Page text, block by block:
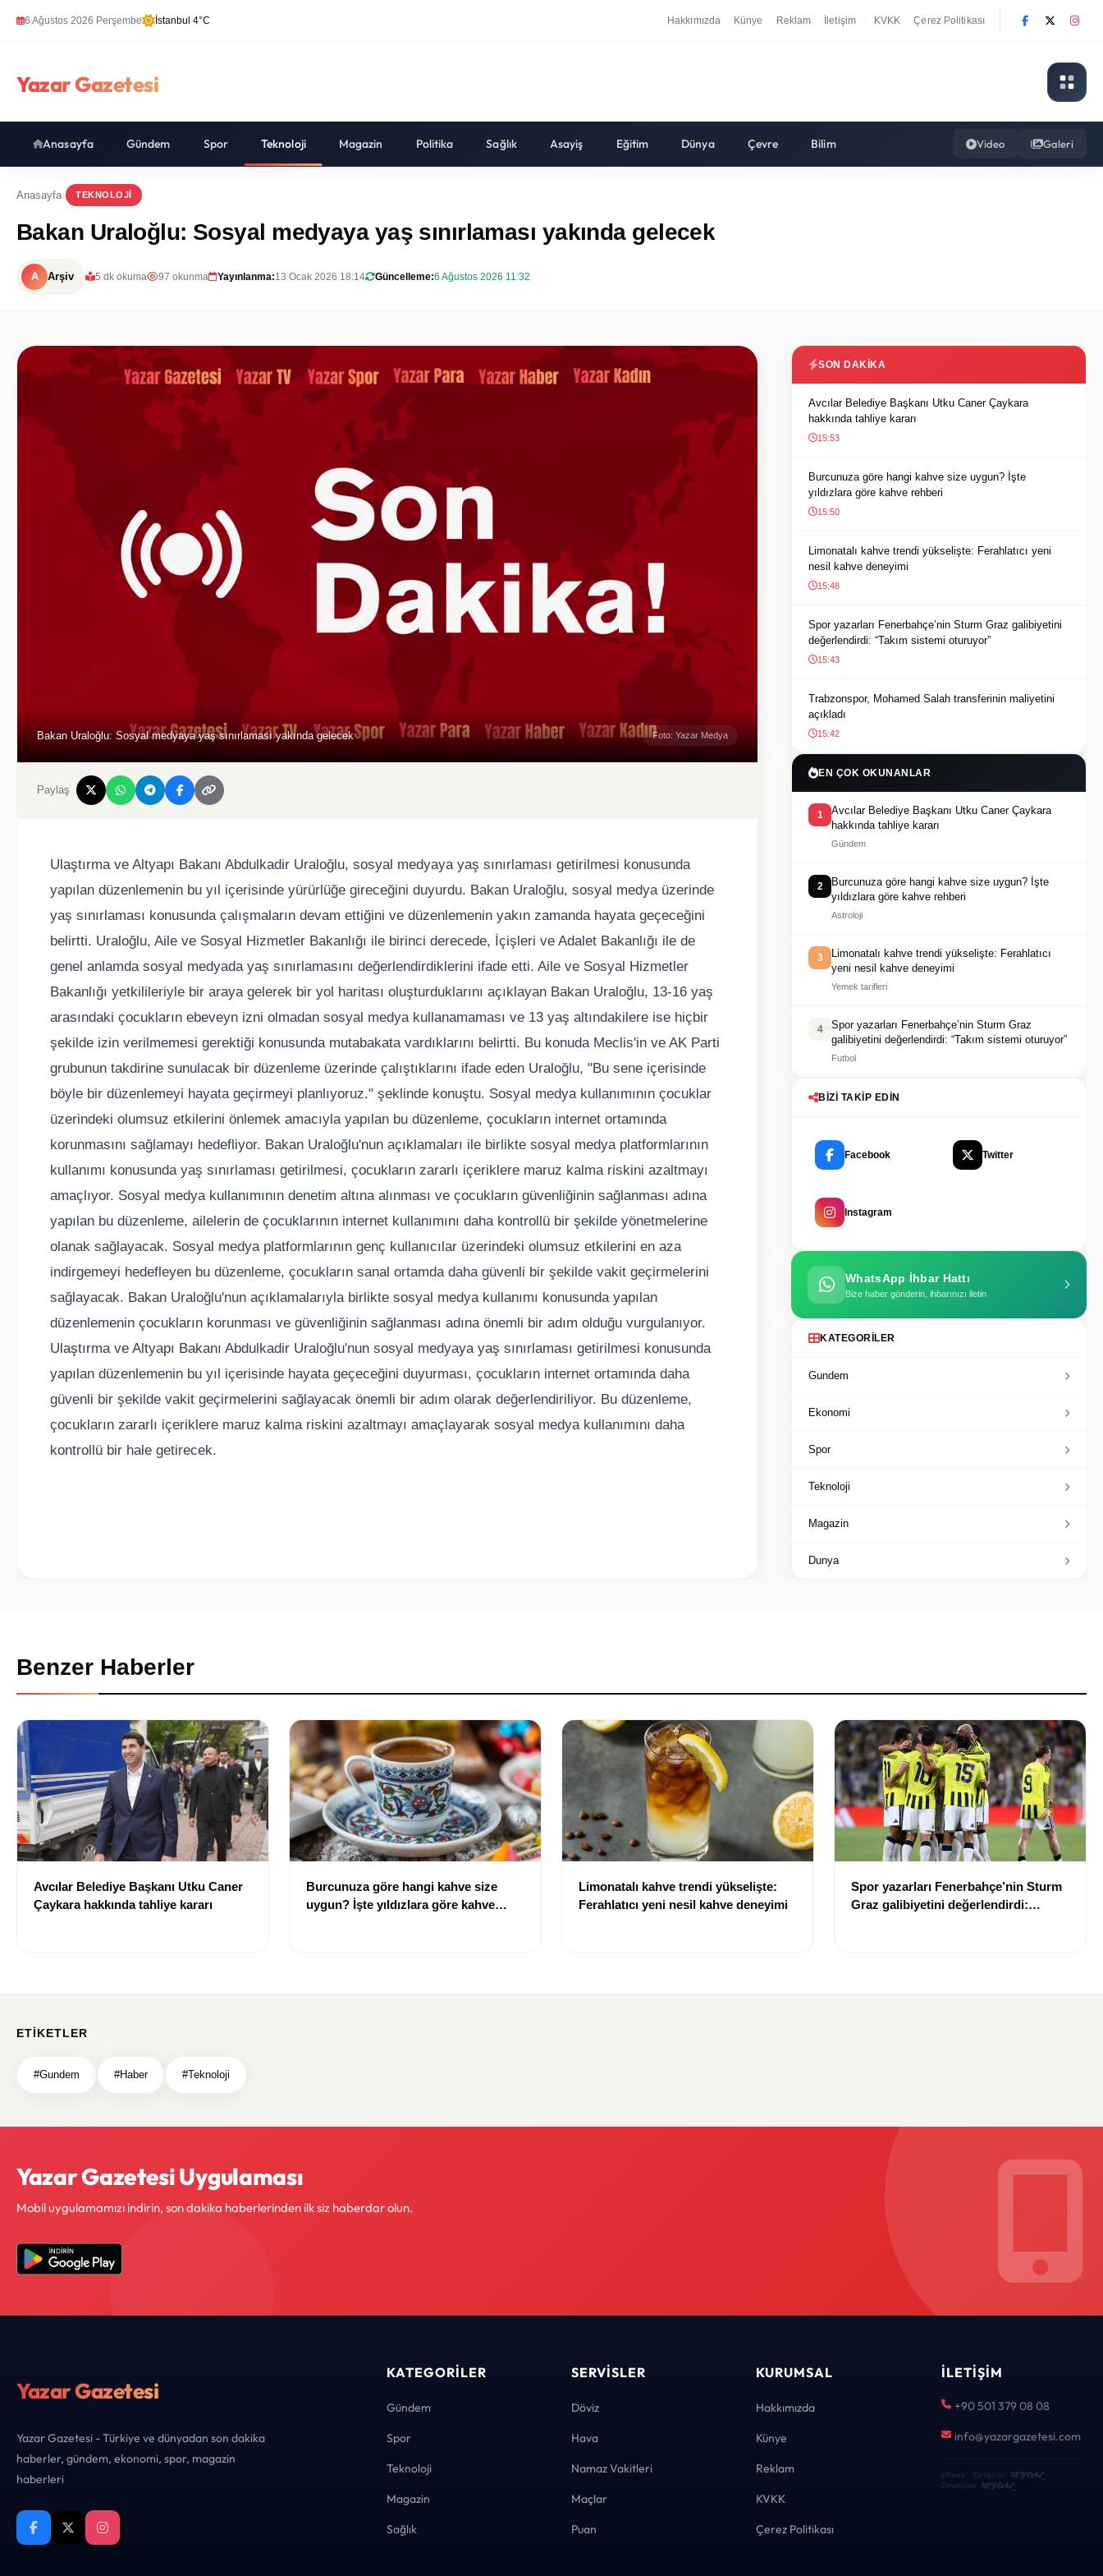
6 Ağustos 2026 Perşembe İstanbul 4°C Hakkımızda Künye Reklam İletişim KVKK Çerez Politikası
Yazar Gazetesi
Anasayfa Gündem Spor Teknoloji Magazin Politika Sağlık Asayiş Eğitim Dünya Çevre Bilim Video Galeri
Anasayfa TEKNOLOJI
Bakan Uraloğlu: Sosyal medyaya yaş sınırlaması yakında gelecek
A Arşiv 5 dk okuma 97 okunma Yayınlanma:13 Ocak 2026 18:14 Güncelleme:6 Ağustos 2026 11:32
Bakan Uraloğlu: Sosyal medyaya yaş sınırlaması yakında gelecek Foto: Yazar Medya
Paylaş
Ulaştırma ve Altyapı Bakanı Abdulkadir Uraloğlu, sosyal medyaya yaş sınırlaması getirilmesi konusunda
yapılan düzenlemenin bu yıl içerisinde yürürlüğe gireceğini duyurdu. Bakan Uraloğlu, sosyal medya üzerinde
yaş sınırlaması konusunda çalışmaların devam ettiğini ve düzenlemenin yakın zamanda hayata geçeceğini
belirtti. Uraloğlu, Aile ve Sosyal Hizmetler Bakanlığı ile birinci derecede, İçişleri ve Adalet Bakanlığı ile de
genel anlamda sosyal medyada yaş sınırlamasını değerlendirdiklerini ifade etti. Aile ve Sosyal Hizmetler
Bakanlığı yetkilileriyle bir araya gelerek bir yol haritası oluşturduklarını açıklayan Bakan Uraloğlu, 13-16 yaş
arasındaki çocukların ebeveyn izni olmadan sosyal medya kullanamaması ve 13 yaş altındakilere ise hiçbir
şekilde izin verilmemesi gerektiği konusunda mutabakata vardıklarını belirtti. Bu konuda Meclis'in ve AK Parti
grubunun takdirine sunulacak bir düzenleme üzerinde çalıştıklarını ifade eden Uraloğlu, "Bu sene içerisinde
böyle bir düzenlemeyi hayata geçirmeyi planlıyoruz." şeklinde konuştu. Sosyal medya kullanımının çocuklar
üzerindeki olumsuz etkilerini önlemek amacıyla yapılan bu düzenleme, çocukların internet ortamında
korunmasını sağlamayı hedefliyor. Bakan Uraloğlu'nun açıklamaları ile birlikte sosyal medya platformlarının
kullanımı konusunda yaş sınırlaması getirilmesi, çocukların zararlı içeriklere maruz kalma riskini azaltmayı
amaçlıyor. Sosyal medya kullanımının denetim altına alınması ve çocukların güvenliğinin sağlanması adına
yapılan bu düzenleme, ailelerin de çocuklarının internet kullanımını daha kontrollü bir şekilde yönetmelerine
olanak sağlayacak. Sosyal medya platformlarının genç kullanıcılar üzerindeki olumsuz etkilerini en aza
indirgemeyi hedefleyen bu düzenleme, çocukların sanal ortamda daha güvenli bir şekilde vakit geçirmelerini
sağlayacak. Bakan Uraloğlu'nun açıklamalarıyla birlikte sosyal medya kullanımı konusunda yapılan
düzenlemenin çocukların korunması ve güvenliğinin sağlanması adına önemli bir adım olduğu vurgulanıyor.
Ulaştırma ve Altyapı Bakanı Abdulkadir Uraloğlu'nun sosyal medyaya yaş sınırlaması getirilmesi konusunda
yapılan düzenlemenin bu yıl içerisinde hayata geçeceğini duyurması, çocukların internet ortamında daha
güvenli bir şekilde vakit geçirmelerini sağlayacak önemli bir adım olarak değerlendiriliyor. Bu düzenleme,
çocukların zararlı içeriklere maruz kalma riskini azaltmayı amaçlayarak sosyal medya kullanımını daha
kontrollü bir hale getirecek.
SON DAKIKA
Avcılar Belediye Başkanı Utku Caner Çaykara
hakkında tahliye kararı
15:53
Burcunuza göre hangi kahve size uygun? İşte
yıldızlara göre kahve rehberi
15:50
Limonatalı kahve trendi yükselişte: Ferahlatıcı yeni
nesil kahve deneyimi
15:48
Spor yazarları Fenerbahçe’nin Sturm Graz galibiyetini
değerlendirdi: “Takım sistemi oturuyor”
15:43
Trabzonspor, Mohamed Salah transferinin maliyetini
açıkladı
15:42
EN ÇOK OKUNANLAR
1
Avcılar Belediye Başkanı Utku Caner Çaykara
hakkında tahliye kararı
Gündem
2
Burcunuza göre hangi kahve size uygun? İşte
yıldızlara göre kahve rehberi
Astroloji
3
Limonatalı kahve trendi yükselişte: Ferahlatıcı
yeni nesil kahve deneyimi
Yemek tarifleri
4
Spor yazarları Fenerbahçe’nin Sturm Graz
galibiyetini değerlendirdi: “Takım sistemi oturuyor”
Futbol
BIZI TAKIP EDIN
Facebook Twitter
Instagram
WhatsApp İhbar Hattı
Bize haber gönderin, ihbarınızı iletin
KATEGORILER
Gundem
Ekonomi
Spor
Teknoloji
Magazin
Dunya
Benzer Haberler
Avcılar Belediye Başkanı Utku Caner
Çaykara hakkında tahliye kararı
Burcunuza göre hangi kahve size
uygun? İşte yıldızlara göre kahve
Limonatalı kahve trendi yükselişte:
Ferahlatıcı yeni nesil kahve deneyimi
Spor yazarları Fenerbahçe’nin Sturm
Graz galibiyetini değerlendirdi:
ETIKETLER
#Gundem #Haber #Teknoloji
Yazar Gazetesi Uygulaması
Mobil uygulamamızı indirin, son dakika haberlerinden ilk siz haberdar olun.
Yazar Gazetesi
Yazar Gazetesi - Türkiye ve dünyadan son dakika
haberler, gündem, ekonomi, spor, magazin
haberleri
KATEGORILER
Gündem
Spor
Teknoloji
Magazin
Sağlık
SERVISLER
Döviz
Hava
Namaz Vakitleri
Maçlar
Puan
KURUMSAL
Hakkımızda
Künye
Reklam
KVKK
Çerez Politikası
İLETIŞIM
+90 501 379 08 08
info@yazargazetesi.com
eNews · Geliştirici KEYDAL·
Developer KEYDAL